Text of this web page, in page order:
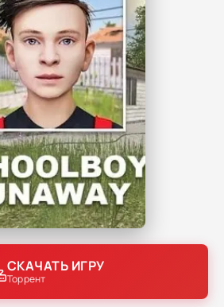
СКАЧАТЬ ИГРУ
Торрент